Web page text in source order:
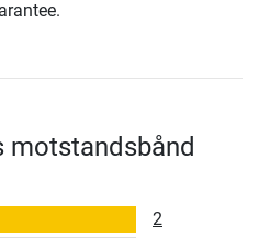
motstandsbånd
2